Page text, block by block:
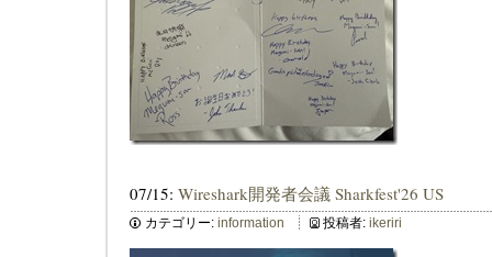
07/15: Wireshark開発者会議 Sharkfest'26 US
カテゴリー: information 投稿者: ikeriri